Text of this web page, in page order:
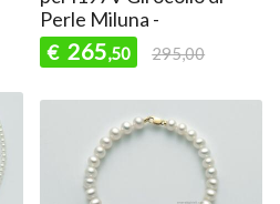
Perle Miluna -
€ 265,50 295,00